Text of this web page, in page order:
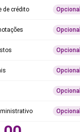
de crédito Opcional
Opcional
Opcional
Opcional
Opcional
Opcional